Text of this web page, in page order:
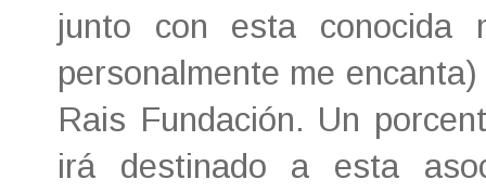
junto con esta conocida
personalmente me
Rais Fundación. Un
irá destinado a esta